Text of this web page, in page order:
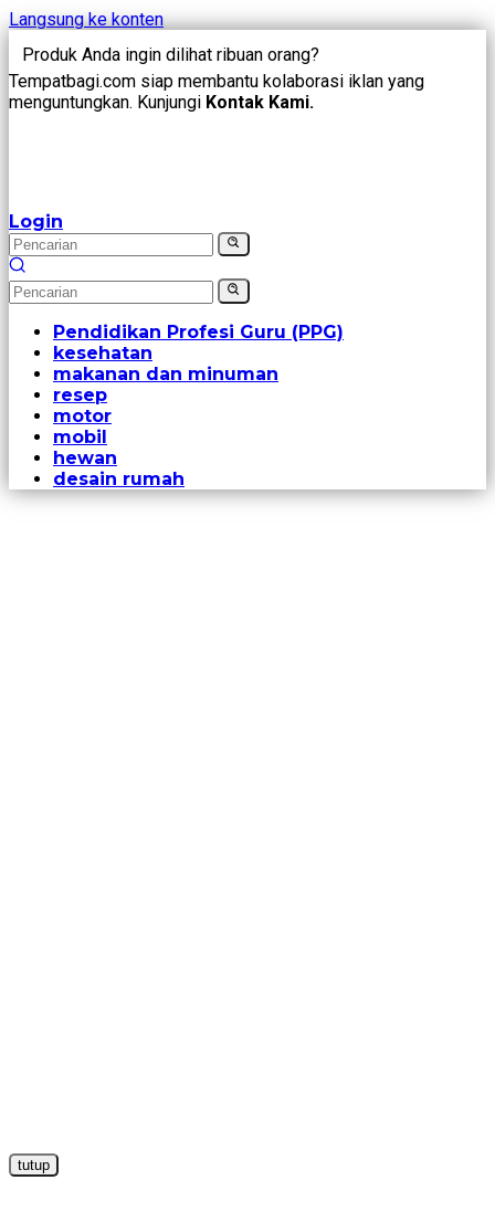
Langsung ke konten
Produk Anda ingin dilihat ribuan orang?
Tempatbagi.com siap membantu kolaborasi iklan yang
menguntungkan. Kunjungi Kontak Kami.
Login
Pendidikan Profesi Guru (PPG)
kesehatan
makanan dan minuman
resep
motor
mobil
hewan
desain rumah
tutup